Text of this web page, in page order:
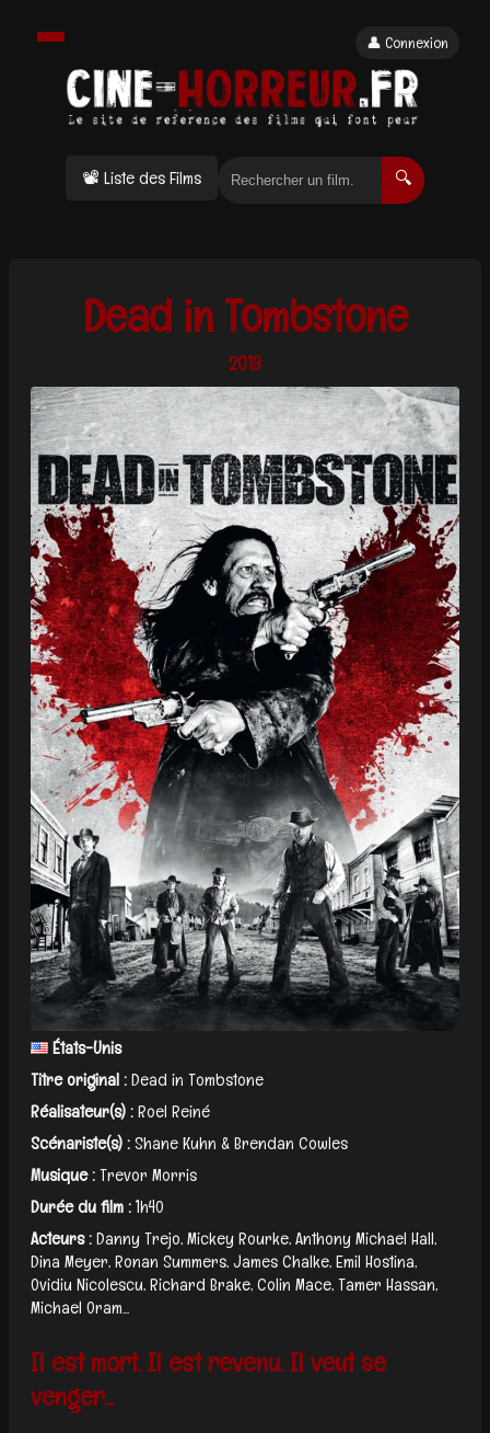
📽 Liste des Films 🔍
👤 Connexion
Dead in Tombstone
2013
États-Unis
Titre original :Dead in Tombstone
Réalisateur(s) :Roel Reiné
Scénariste(s) :Shane Kuhn & Brendan Cowles
Musique :Trevor Morris
Durée du film :1h40
Acteurs :Danny Trejo, Mickey Rourke, Anthony Michael Hall,
Dina Meyer, Ronan Summers, James Chalke, Emil Hostina,
Ovidiu Nicolescu, Richard Brake, Colin Mace, Tamer Hassan,
Michael Oram...
Il est mort. Il est revenu. Il veut se
venger...